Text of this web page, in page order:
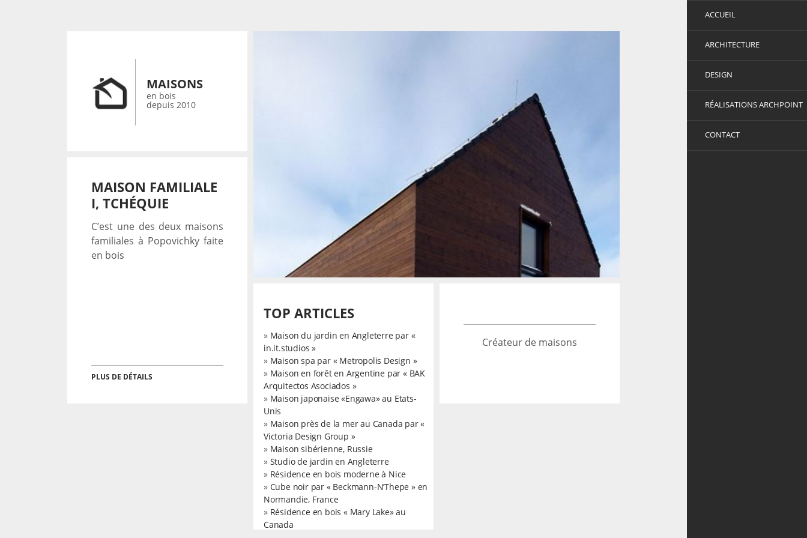
ACCUEIL
ARCHITECTURE
DESIGN
RÉALISATIONS ARCHPOINT
CONTACT
MAISONS
en bois
depuis 2010
MAISON FAMILIALE
I, TCHÉQUIE
C’est une des deux maisons
familiales à Popovichky faite
en bois
PLUS DE DÉTAILS
TOP ARTICLES
» Maison du jardin en Angleterre par «
in.it.studios »
» Maison spa par « Metropolis Design »
» Maison en forêt en Argentine par « BAK
Arquitectos Asociados »
» Maison japonaise «Engawa» au Etats-
Unis
» Maison près de la mer au Canada par «
Victoria Design Group »
» Maison sibérienne, Russie
» Studio de jardin en Angleterre
» Résidence en bois moderne à Nice
» Cube noir par « Beckmann-N’Thepe » en
Normandie, France
» Résidence en bois « Mary Lake» au
Canada
Créateur de maisons